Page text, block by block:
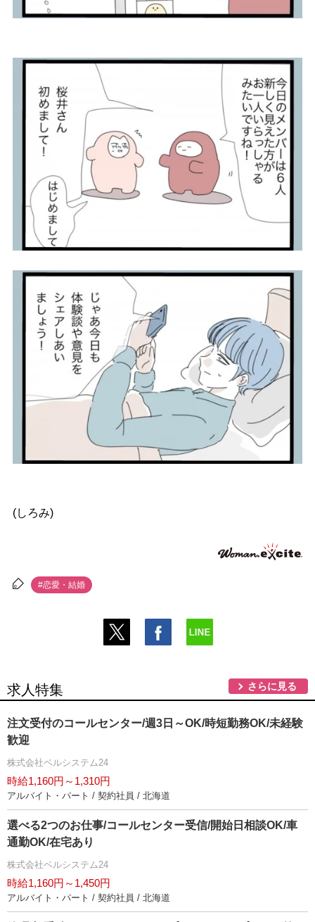
(しろみ)
#恋愛・結婚
求人特集 さらに見る
注文受付のコールセンター/週3日～OK/時短勤務OK/未経験
歓迎
株式会社ベルシステム24
時給1,160円～1,310円
アルバイト・パート / 契約社員 / 北海道
選べる2つのお仕事/コールセンター受信/開始日相談OK/車
通勤OK/在宅あり
株式会社ベルシステム24
時給1,160円～1,450円
アルバイト・パート / 契約社員 / 北海道